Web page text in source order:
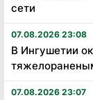
сети
07.08.2026 23:08
В Ингушетии
07.08.2026 23:07